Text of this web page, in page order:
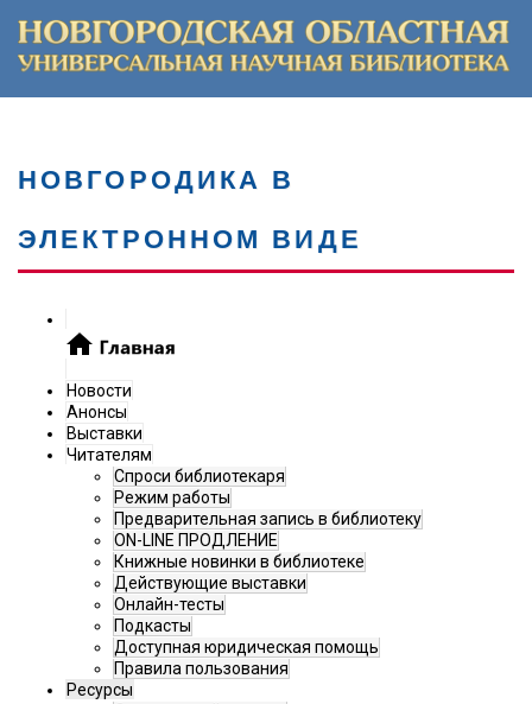
НОВГОРОДИКА В
ЭЛЕКТРОННОМ ВИДЕ
Новости
Анонсы
Выставки
Читателям
Спроси библиотекаря
Режим работы
Предварительная запись в библиотеку
ON-LINE ПРОДЛЕНИЕ
Книжные новинки в библиотеке
Действующие выставки
Онлайн-тесты
Подкасты
Доступная юридическая помощь
Правила пользования
Ресурсы